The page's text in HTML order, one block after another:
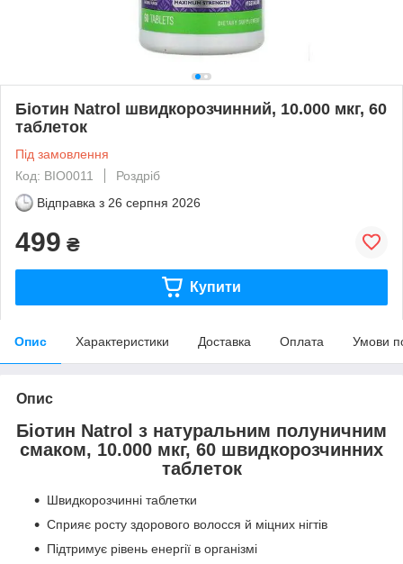
Біотин Natrol швидкорозчинний, 10.000 мкг, 60
таблеток
Під замовлення
Код: BIO0011
Роздріб
Відправка з 26 серпня 2026
499 ₴
Купити
Опис Характеристики Доставка Оплата Умови
Опис
Біотин Natrol з натуральним полуничним
смаком, 10.000 мкг, 60 швидкорозчинних
таблеток
Швидкорозчинні таблетки
Сприяє росту здорового волосся й міцних нігтів
Підтримує рівень енергії в організмі